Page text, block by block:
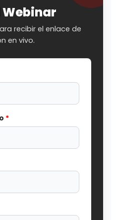
recibir el enlace de
en vivo.
*